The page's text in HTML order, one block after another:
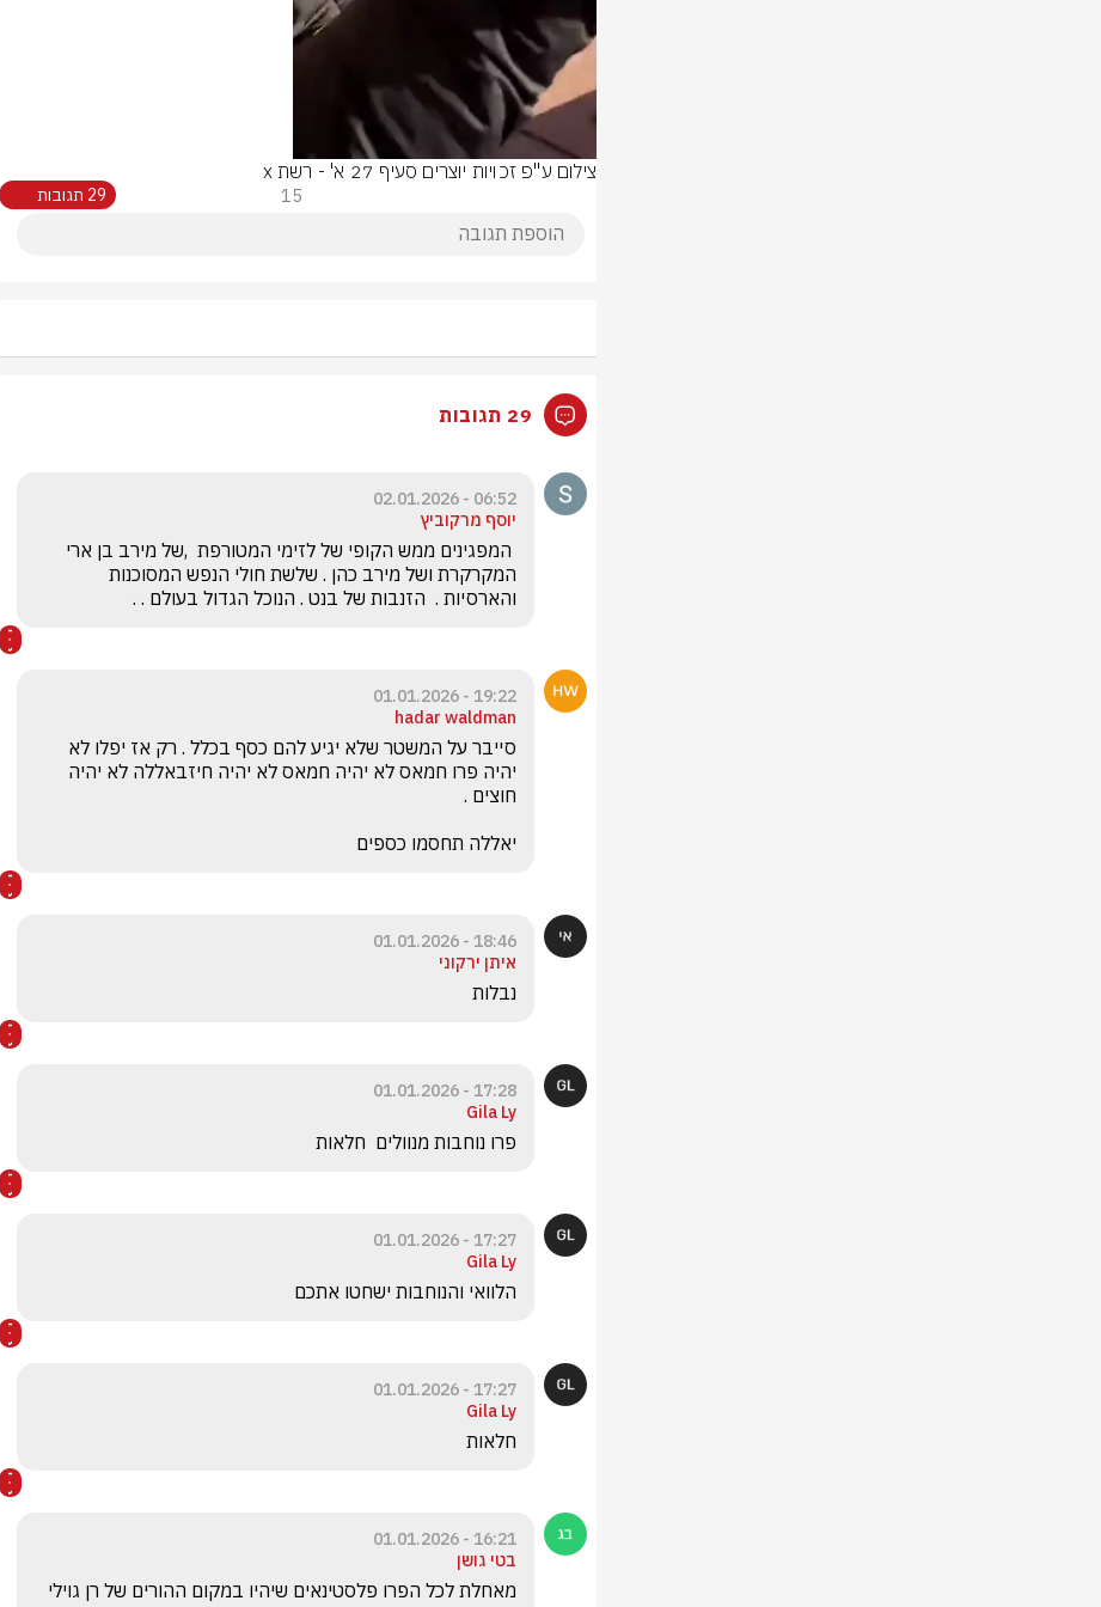
צילום ע"פ זכויות יוצרים סעיף 27 א' - רשת x
15 29 תגובות
29 תגובות
06:52 - 02.01.2026
יוסף מרקוביץ
והארסיות .  הזנבות של בנט . הנוכל הגדול בעולם . .
19:22 - 01.01.2026
hadar waldman
יאללה תחסמו כספים
18:46 - 01.01.2026
איתן ירקוני
נבלות
17:28 - 01.01.2026
Gila Ly
פרו נוחבות מנוולים  חלאות
17:27 - 01.01.2026
Gila Ly
הלוואי והנוחבות ישחטו אתכם
17:27 - 01.01.2026
Gila Ly
חלאות
16:21 - 01.01.2026
בטי גושן